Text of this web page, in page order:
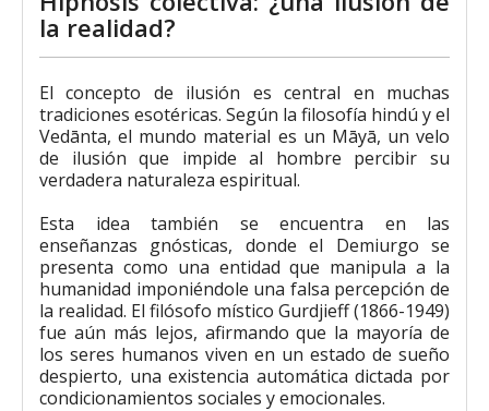
la realidad?
El concepto de ilusión es central en muchas
tradiciones esotéricas. Según la filosofía hindú y el
Vedānta, el mundo material es un Māyā, un velo
de ilusión que impide al hombre percibir su
verdadera naturaleza espiritual.
Esta idea también se encuentra en las
enseñanzas gnósticas, donde el Demiurgo se
presenta como una entidad que manipula a la
humanidad imponiéndole una falsa percepción de
la realidad. El filósofo místico Gurdjieff (1866-1949)
fue aún más lejos, afirmando que la mayoría de
los seres humanos viven en un estado de sueño
despierto, una existencia automática dictada por
condicionamientos sociales y emocionales.